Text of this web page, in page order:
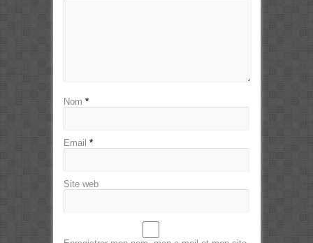
Nom *
Email *
Site web